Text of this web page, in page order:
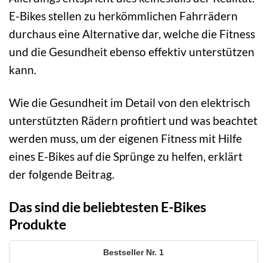
E-Bikes stellen zu herkömmlichen Fahrrädern
durchaus eine Alternative dar, welche die Fitness
und die Gesundheit ebenso effektiv unterstützen
kann.
Wie die Gesundheit im Detail von den elektrisch
unterstützten Rädern profitiert und was beachtet
werden muss, um der eigenen Fitness mit Hilfe
eines E-Bikes auf die Sprünge zu helfen, erklärt
der folgende Beitrag.
Das sind die beliebtesten E-Bikes
Produkte
1